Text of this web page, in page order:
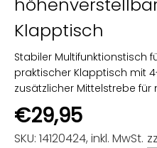
Klapptisch
Stabiler Multifunktionstisch
praktischer Klapptisch mit
zusätzlicher Mittelstrebe für
Angebot
€29,95
SKU: 14120424, inkl. MwSt.